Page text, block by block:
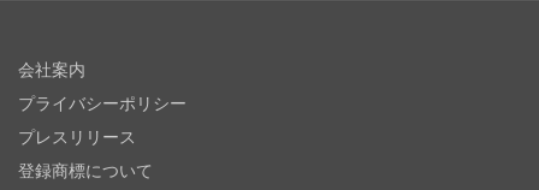
会社案内
プライバシーポリシー
プレスリリース
登録商標について